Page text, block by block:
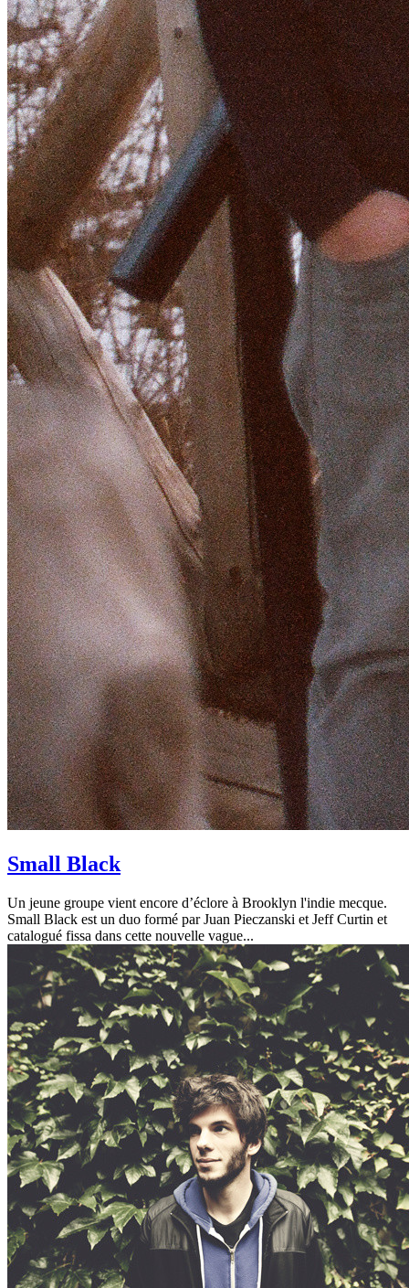
Small Black
Un jeune groupe vient encore d’éclore à Brooklyn l'indie mecque.
Small Black est un duo formé par Juan Pieczanski et Jeff Curtin et
catalogué fissa dans cette nouvelle vague...